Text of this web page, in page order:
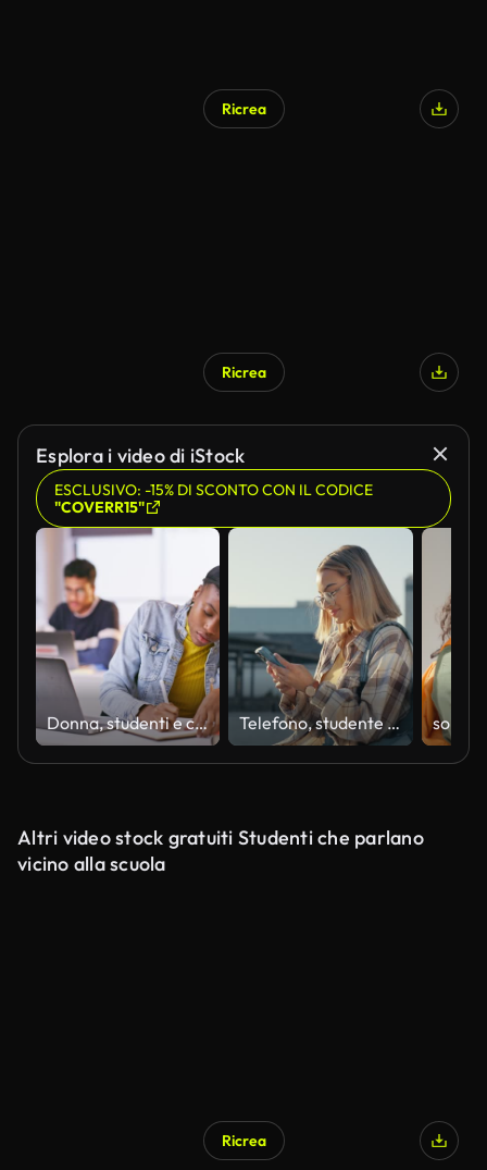
Ricrea
Ricrea
Esplora i video di iStock
ESCLUSIVO: -15% DI SCONTO CON IL CODICE
"COVERR15"
Donna, studenti e computer portatile in classe per la scrittura di note, l'apprendimento e la ricerca, la pianificazione o gli obiettivi per il saggio. Persona africana che digita e pensa al computer all'università, all'università o alla scuola che studi Telefono, studente e donna in città per post sui social media, sito web internet e app mobile online. Viaggi, smartphone e persona femminile felice in città chattando, scrivendo e facendo networking durante la pausa universitaria
Altri video stock gratuiti Studenti che parlano
vicino alla scuola
Ricrea